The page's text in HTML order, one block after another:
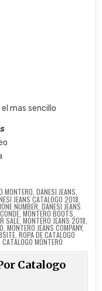
mas sencillo
MONTERO DANESI JEANS
JEANS CATALOGO 2018
NUMBER DANESI JEANS
MONTERO BOOTS
SALE, MONTERO JEANS 2018
MONTERO JEANS COMPANY,
, ROPA DE CATALOGO
MONTERO
Catalogo